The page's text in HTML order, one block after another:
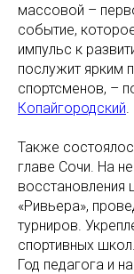
массовой –
событие,
импульс к
послужит ярким
спортсменов, –
Копайгородский.
Также
главе Сочи. На
восстановления
«Ривьера»,
турниров.
спортивных
Год педагога и